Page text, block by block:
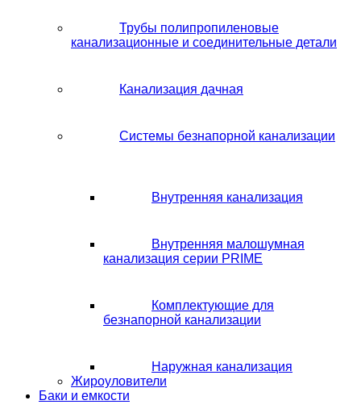
Трубы полипропиленовые
канализационные и соединительные детали
Канализация дачная
Системы безнапорной канализации
Внутренняя канализация
Внутренняя малошумная
канализация серии PRIME
Комплектующие для
безнапорной канализации
Наружная канализация
Жироуловители
Баки и емкости